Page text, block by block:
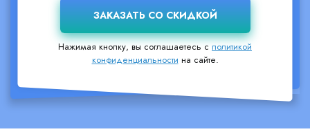
Нажимая кнопку, вы соглашаетесь сполитикой
конфиденциальности на сайте.